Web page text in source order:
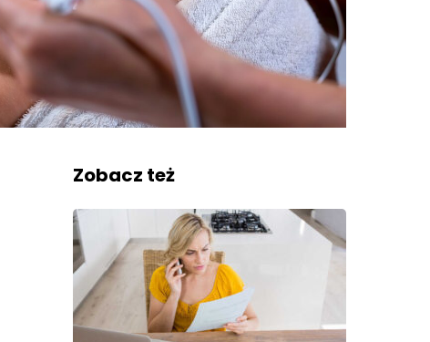
Zobacz też